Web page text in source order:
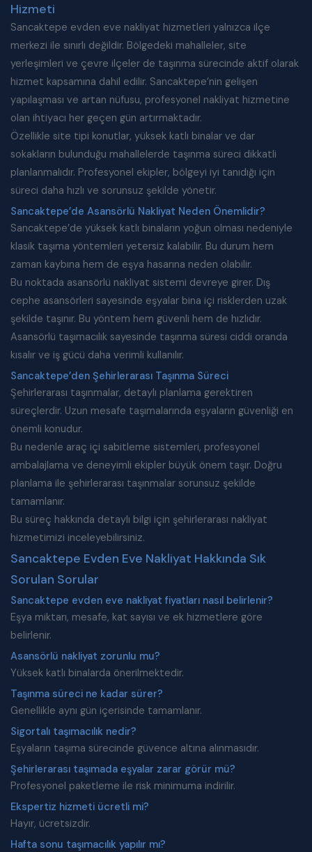
Hizmeti
Sancaktepe evden eve nakliyat hizmetleri yalnızca ilçe
merkezi ile sınırlı değildir. Bölgedeki mahalleler, site
yerleşimleri ve çevre ilçeler de taşınma sürecinde aktif olarak
hizmet kapsamına dahil edilir. Sancaktepe’nin gelişen
yapılaşması ve artan nüfusu, profesyonel nakliyat hizmetine
olan ihtiyacı her geçen gün artırmaktadır.
Özellikle site tipi konutlar, yüksek katlı binalar ve dar
sokakların bulunduğu mahallelerde taşınma süreci dikkatli
planlanmalıdır. Profesyonel ekipler, bölgeyi iyi tanıdığı için
süreci daha hızlı ve sorunsuz şekilde yönetir.
Sancaktepe’de Asansörlü Nakliyat Neden Önemlidir?
Sancaktepe’de yüksek katlı binaların yoğun olması nedeniyle
klasik taşıma yöntemleri yetersiz kalabilir. Bu durum hem
zaman kaybına hem de eşya hasarına neden olabilir.
Bu noktada asansörlü nakliyat sistemi devreye girer. Dış
cephe asansörleri sayesinde eşyalar bina içi risklerden uzak
şekilde taşınır. Bu yöntem hem güvenli hem de hızlıdır.
Asansörlü taşımacılık sayesinde taşınma süresi ciddi oranda
kısalır ve iş gücü daha verimli kullanılır.
Sancaktepe’den Şehirlerarası Taşınma Süreci
Şehirlerarası taşınmalar, detaylı planlama gerektiren
süreçlerdir. Uzun mesafe taşımalarında eşyaların güvenliği en
önemli konudur.
Bu nedenle araç içi sabitleme sistemleri, profesyonel
ambalajlama ve deneyimli ekipler büyük önem taşır. Doğru
planlama ile şehirlerarası taşınmalar sorunsuz şekilde
tamamlanır.
Bu süreç hakkında detaylı bilgi için şehirlerarası nakliyat
hizmetimizi inceleyebilirsiniz.
Sancaktepe Evden Eve Nakliyat Hakkında Sık
Sorulan Sorular
Sancaktepe evden eve nakliyat fiyatları nasıl belirlenir?
Eşya miktarı, mesafe, kat sayısı ve ek hizmetlere göre
belirlenir.
Asansörlü nakliyat zorunlu mu?
Yüksek katlı binalarda önerilmektedir.
Taşınma süreci ne kadar sürer?
Genellikle aynı gün içerisinde tamamlanır.
Sigortalı taşımacılık nedir?
Eşyaların taşıma sürecinde güvence altına alınmasıdır.
Şehirlerarası taşımada eşyalar zarar görür mü?
Profesyonel paketleme ile risk minimuma indirilir.
Ekspertiz hizmeti ücretli mi?
Hayır, ücretsizdir.
Hafta sonu taşımacılık yapılır mı?